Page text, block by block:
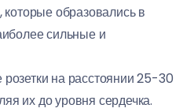
образовались в
сильные и
на расстоянии 25-30
их до уровня сердечка.